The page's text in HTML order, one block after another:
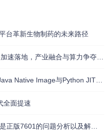
台革新生物制药的未来路径
全球AI竞赛进入深水区：各国战略加速落地，产业融合与算力争夺白热化
Serverless冷启动“亚毫秒”之战：Java Native Image与Python JIT的对决实录
全面提速
windows 7提示此Windows副本不是正版7601的问题分析以及解决方法